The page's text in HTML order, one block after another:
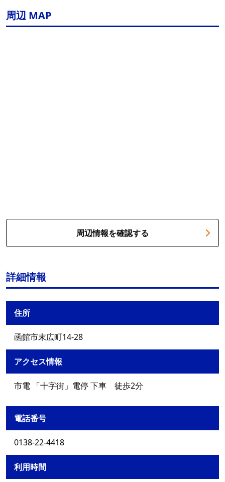
周辺 MAP
周辺情報を確認する
詳細情報
住所
函館市末広町14-28
アクセス情報
市電 「十字街」電停 下車 徒歩2分
電話番号
0138-22-4418
利用時間